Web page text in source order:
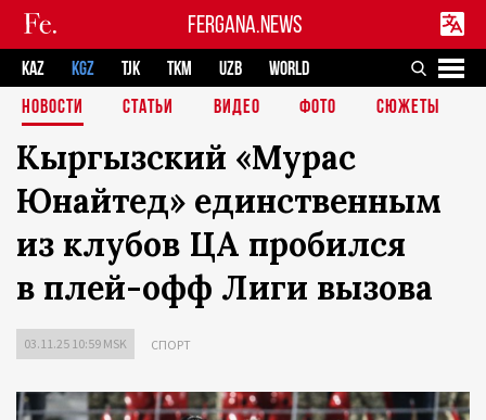
FERGANA.NEWS
KAZ KGZ TJK TKM UZB
WORLD
НОВОСТИ
СТАТЬИ ВИДЕО ФОТО СЮЖЕТЫ
Кыргызский «Мурас
Юнайтед» единственным
из клубов ЦА пробился
в плей-офф Лиги вызова
03.11.25 10:59 MSK СПОРТ